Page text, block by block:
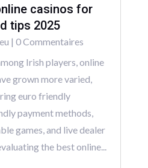
casinos for
tips 2025
| 0 Commentaires
Irish players, online
grown more varied,
euro friendly
payment methods,
games, and live dealer
the best online...